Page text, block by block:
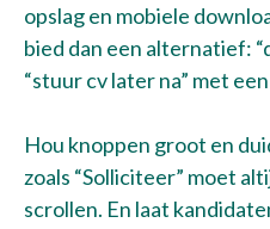
opslag en mobiele
bied dan een alternatief:
“stuur cv later na” met
Hou knoppen groot en
zoals “Solliciteer” moet
scrollen. En laat